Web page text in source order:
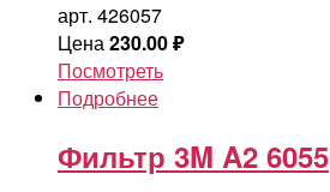
арт. 426057
Цена230.00₽
Посмотреть
Подробнее
Фильтр 3M A2 6055